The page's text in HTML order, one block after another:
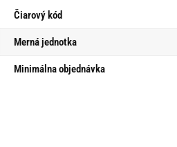
Čiarový kód
Merná jednotka
Minimálna objednávka